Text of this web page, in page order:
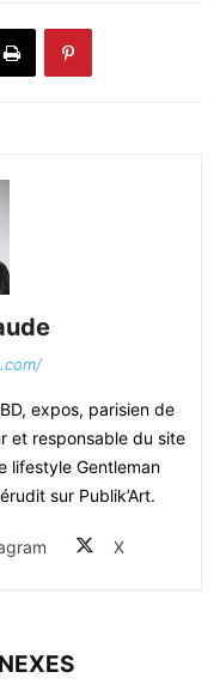
expos, parisien de
et responsable du site
lifestyle Gentleman
sur Publik’Art.
X